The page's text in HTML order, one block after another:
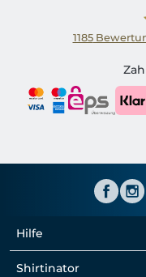
1185
Hilfe
Shirtinator